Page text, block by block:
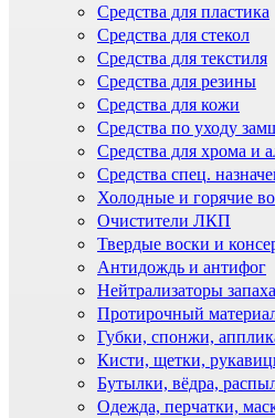
Средства для пластика
Средства для стекол
Средства для текстиля
Средства для резины
Средства для кожи
Средства по уходу
Средства для хрома и
Средства спец.
Холодные и горячие
Очистители ЛКП
Твердые воски и
Антидождь и антифог
Нейтрализаторы запаха
Протирочный
Губки, спонжи,
Кисти, щетки,
Бутылки, вёдра,
Одежда, перчатки,